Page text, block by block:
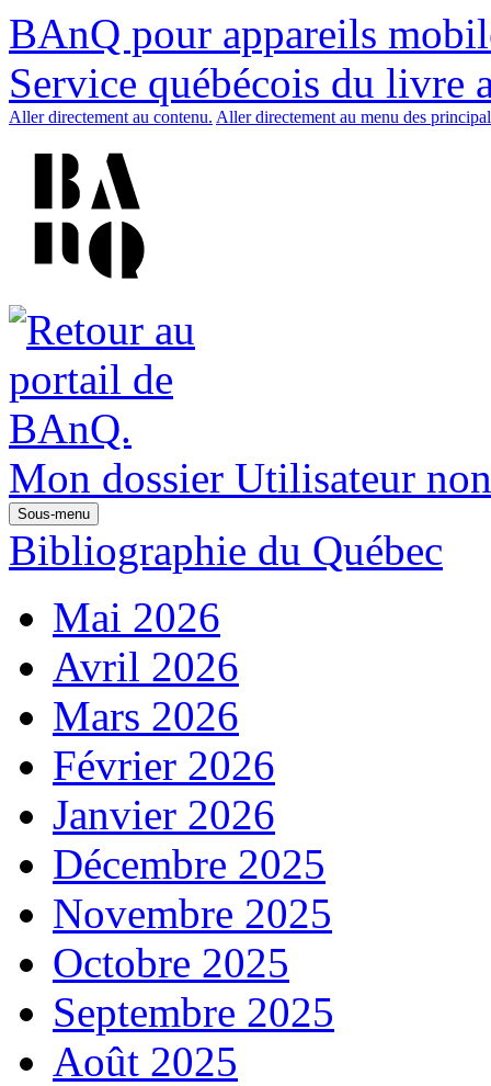
BAnQ pour appareils
Service québécois du livre
Aller directement au contenu. Aller directement au menu des
Mon dossier Utilisateur
Sous-menu
Bibliographie du Québec
Mai 2026
Avril 2026
Mars 2026
Février 2026
Janvier 2026
Décembre 2025
Novembre 2025
Octobre 2025
Septembre 2025
Août 2025